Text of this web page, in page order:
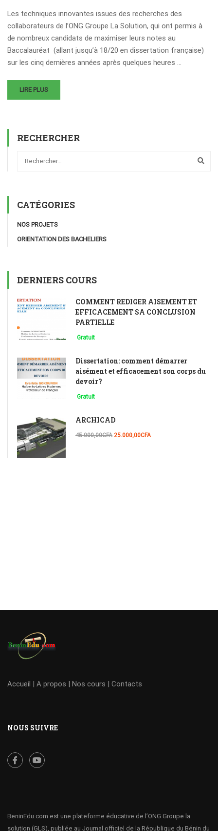
Les techniques innovantes issues des recherches des
collaborateurs de l’ONG Groupe La Solution, qui ont permis à
de nombreux candidats de maximiser leurs notes au
Baccalauréat (allant jusqu’à 18/20 en dissertation française)
sur les cinq dernières années après quelques heures …
LIRE PLUS
RECHERCHER
CATÉGORIES
NOS PROJETS
ORIENTATION DES BACHELIERS
DERNIERS COURS
COMMENT REDIGER AISEMENT ET
EFFICACEMENT SA CONCLUSION
PARTIELLE
Gratuit
Dissertation: comment démarrer
aisément et efficacement son corps du
devoir?
Gratuit
ARCHICAD
45.000,00CFA 25.000,00CFA
Accueil | A propos | Nos cours | Contacts
NOUS SUIVRE
BeninEdu.com est une plateforme éducative de l’ONG Groupe la
solution (GLS), publiée au Journal officiel de la République du Bénin du